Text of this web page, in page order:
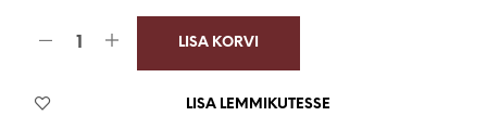
LISA KORVI
LISA LEMMIKUTESSE